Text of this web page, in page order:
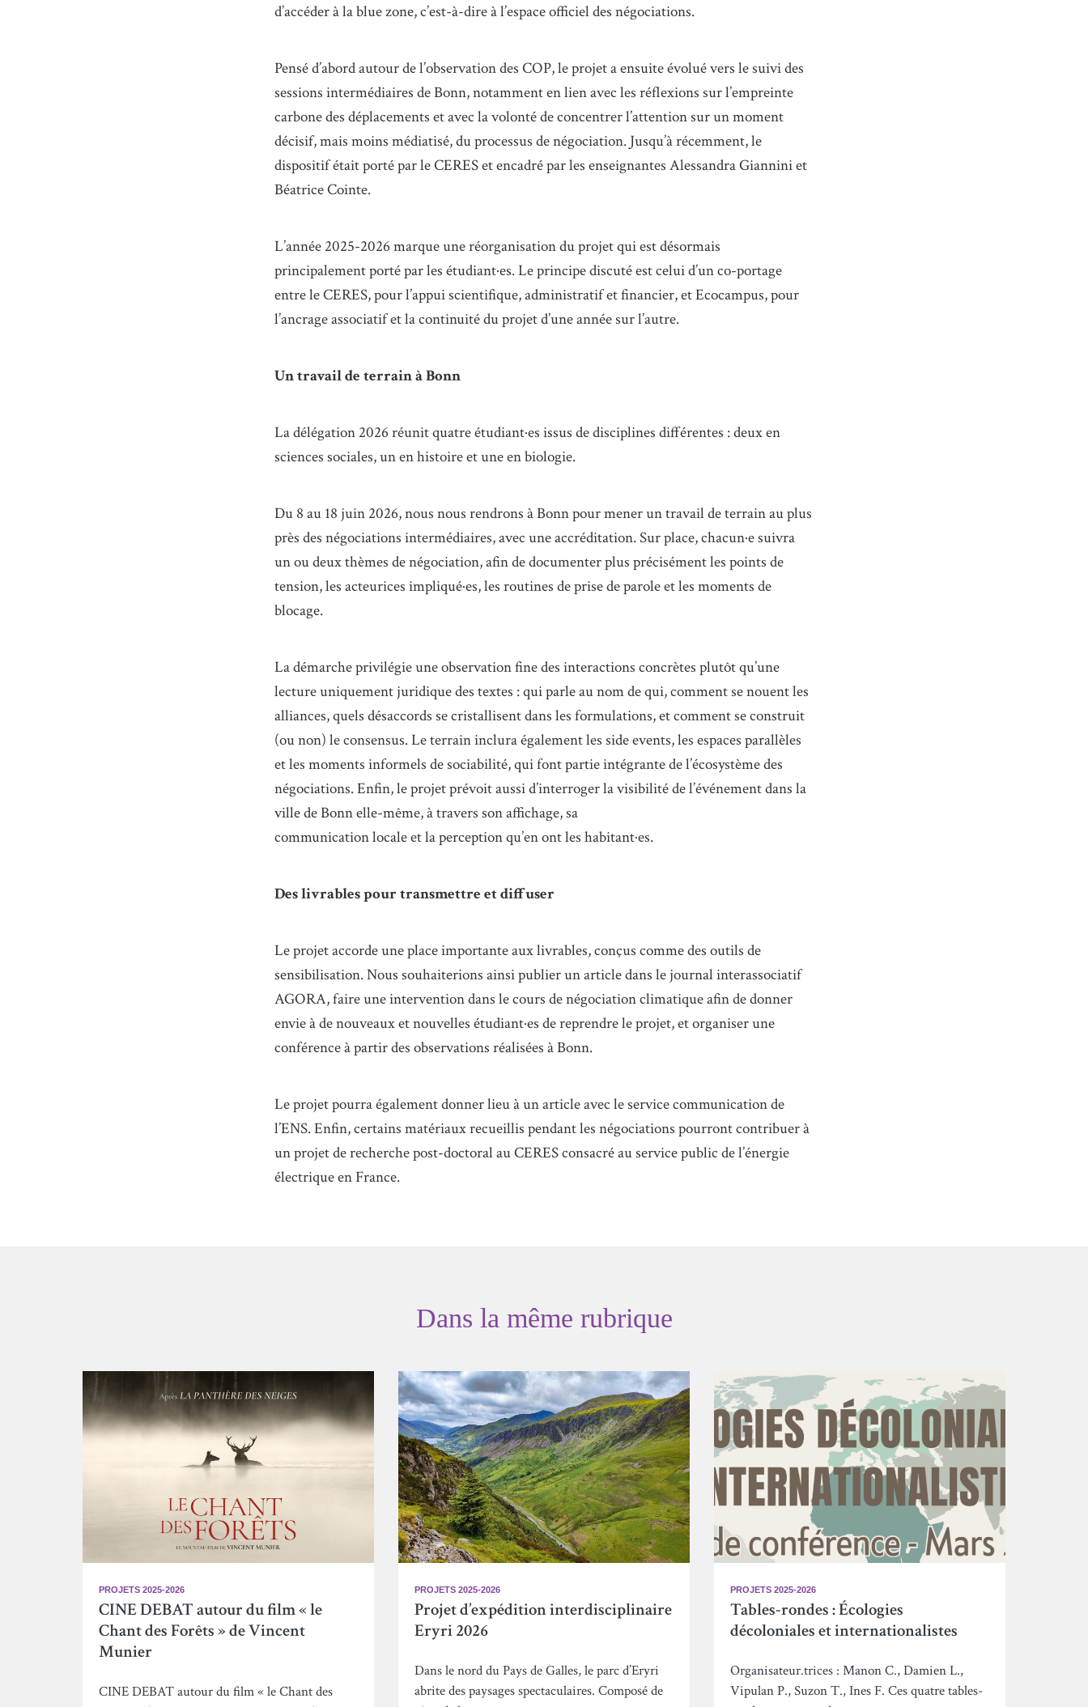
d’accéder à la blue zone, c’est-à-dire à l’espace officiel des négociations.
Pensé d’abord autour de l’observation des COP, le projet a ensuite évolué vers le suivi des
sessions intermédiaires de Bonn, notamment en lien avec les réflexions sur l’empreinte
carbone des déplacements et avec la volonté de concentrer l’attention sur un moment
décisif, mais moins médiatisé, du processus de négociation. Jusqu’à récemment, le
dispositif était porté par le CERES et encadré par les enseignantes Alessandra Giannini et
Béatrice Cointe.
L’année 2025-2026 marque une réorganisation du projet qui est désormais
principalement porté par les étudiant·es. Le principe discuté est celui d’un co-portage
entre le CERES, pour l’appui scientifique, administratif et financier, et Ecocampus, pour
l’ancrage associatif et la continuité du projet d’une année sur l’autre.
Un travail de terrain à Bonn
La délégation 2026 réunit quatre étudiant·es issus de disciplines différentes : deux en
sciences sociales, un en histoire et une en biologie.
Du 8 au 18 juin 2026, nous nous rendrons à Bonn pour mener un travail de terrain au plus
près des négociations intermédiaires, avec une accréditation. Sur place, chacun·e suivra
un ou deux thèmes de négociation, afin de documenter plus précisément les points de
tension, les acteurices impliqué·es, les routines de prise de parole et les moments de
blocage.
La démarche privilégie une observation fine des interactions concrètes plutôt qu’une
lecture uniquement juridique des textes : qui parle au nom de qui, comment se nouent les
alliances, quels désaccords se cristallisent dans les formulations, et comment se construit
(ou non) le consensus. Le terrain inclura également les side events, les espaces parallèles
et les moments informels de sociabilité, qui font partie intégrante de l’écosystème des
négociations. Enfin, le projet prévoit aussi d’interroger la visibilité de l’événement dans la
ville de Bonn elle-même, à travers son affichage, sa
communication locale et la perception qu’en ont les habitant·es.
Des livrables pour transmettre et diffuser
Le projet accorde une place importante aux livrables, conçus comme des outils de
sensibilisation. Nous souhaiterions ainsi publier un article dans le journal interassociatif
AGORA, faire une intervention dans le cours de négociation climatique afin de donner
envie à de nouveaux et nouvelles étudiant·es de reprendre le projet, et organiser une
conférence à partir des observations réalisées à Bonn.
Le projet pourra également donner lieu à un article avec le service communication de
l’ENS. Enfin, certains matériaux recueillis pendant les négociations pourront contribuer à
un projet de recherche post-doctoral au CERES consacré au service public de l’énergie
électrique en France.
Dans la même rubrique
PROJETS 2025-2026
CINE DEBAT autour du film « le
Chant des Forêts » de Vincent
Munier
CINE DEBAT autour du film « le Chant des
PROJETS 2025-2026
Projet d’expédition interdisciplinaire
Eryri 2026
Dans le nord du Pays de Galles, le parc d’Eryri
abrite des paysages spectaculaires. Composé de
PROJETS 2025-2026
Tables-rondes : Écologies
décoloniales et internationalistes
Organisateur.trices : Manon C., Damien L.,
Vipulan P., Suzon T., Ines F. Ces quatre tables-